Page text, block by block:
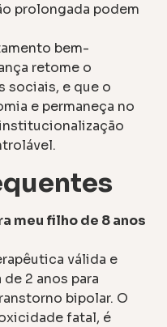
prolongada podem
bem-
retome o
sociais, e que o
e permaneça no
meu filho de 8 anos
válida e
2 anos para
bipolar. O
fatal, é